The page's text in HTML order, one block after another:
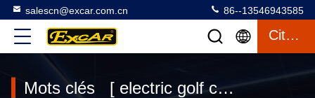
salescn@excar.com.cn 86--13546943585
Citation
Mots clés [ electric golf club cart ] Le match 340 produits